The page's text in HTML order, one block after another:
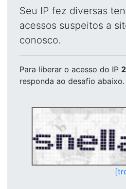
Seu IP fez diversas
acessos suspeitos a
conosco.
Para liberar o acesso do IP
responda ao desafio abaixo.